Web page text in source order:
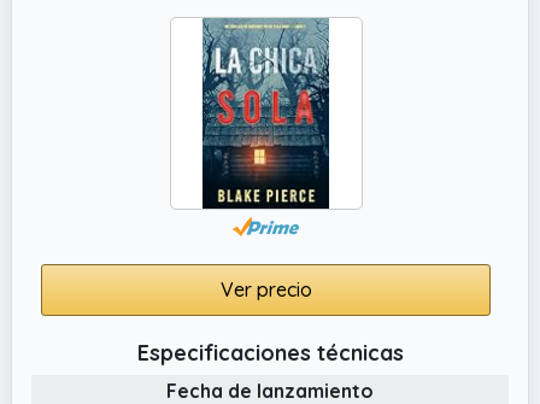
Ver precio
Especificaciones técnicas
Fecha de lanzamiento